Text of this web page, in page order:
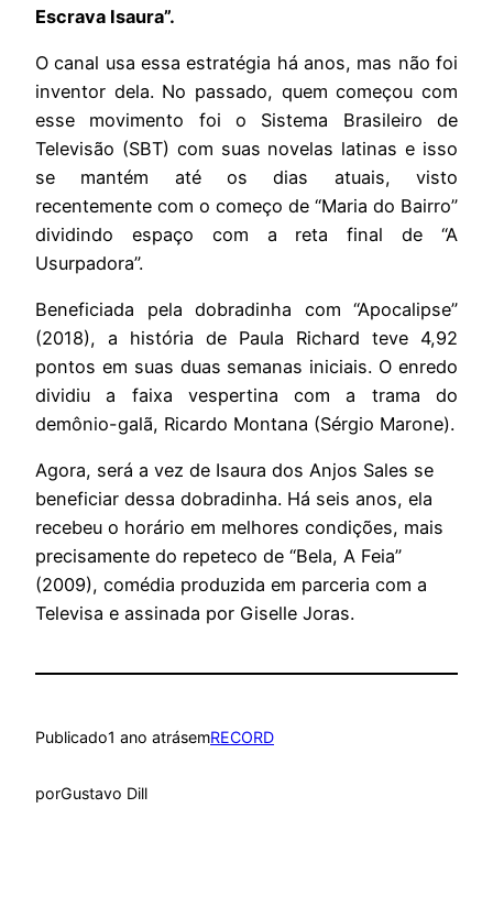
Escrava Isaura”.
O canal usa essa estratégia há anos, mas não foi
inventor dela. No passado, quem começou com
esse movimento foi o Sistema Brasileiro de
Televisão (SBT) com suas novelas latinas e isso
se mantém até os dias atuais, visto
recentemente com o começo de “Maria do Bairro”
dividindo espaço com a reta final de “A
Usurpadora”.
Beneficiada pela dobradinha com “Apocalipse”
(2018), a história de Paula Richard teve 4,92
pontos em suas duas semanas iniciais. O enredo
dividiu a faixa vespertina com a trama do
demônio-galã, Ricardo Montana (Sérgio Marone).
Agora, será a vez de Isaura dos Anjos Sales se
beneficiar dessa dobradinha. Há seis anos, ela
recebeu o horário em melhores condições, mais
precisamente do repeteco de “Bela, A Feia”
(2009), comédia produzida em parceria com a
Televisa e assinada por Giselle Joras.
Publicado1 ano atrásemRECORD
porGustavo Dill